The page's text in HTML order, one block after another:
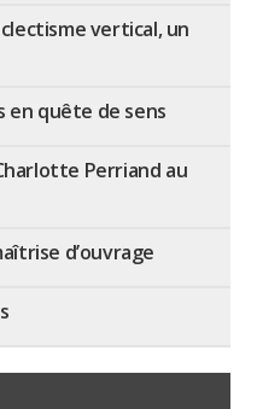
vertical, un
en quête de sens
Perriand au
d’ouvrage